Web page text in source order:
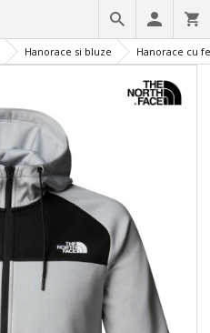
Hanorace si bluze Hanorace cu